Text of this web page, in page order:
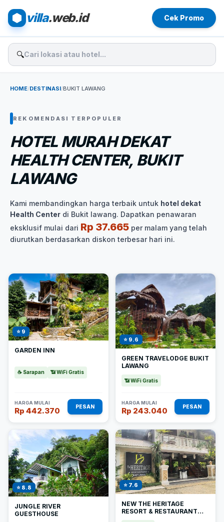
villa.web.id Cek Promo
🔍
HOME/DESTINASI/BUKIT LAWANG
REKOMENDASI TERPOPULER
HOTEL MURAH DEKAT
HEALTH CENTER, BUKIT
LAWANG
Kami membandingkan harga terbaik untuk hotel dekat
Health Center di Bukit lawang. Dapatkan penawaran
eksklusif mulai dari Rp 37.665 per malam yang telah
diurutkan berdasarkan diskon terbesar hari ini.
⭐ 9
GARDEN INN
☕ Sarapan 📶 WiFi Gratis
HARGA MULAI
Rp 442.370 PESAN
⭐ 9.6
GREEN TRAVELODGE BUKIT
LAWANG
📶 WiFi Gratis
HARGA MULAI
Rp 243.040 PESAN
⭐ 8.8
JUNGLE RIVER
GUESTHOUSE
⭐ 7.6
NEW THE HERITAGE
RESORT & RESTAURANT